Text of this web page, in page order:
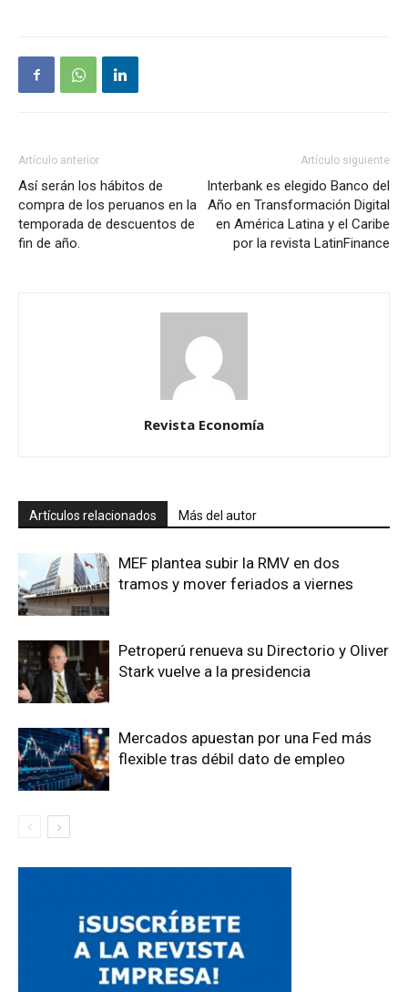
Artículo anterior
Así serán los hábitos de
compra de los peruanos en la
temporada de descuentos de
fin de año.
Artículo siguiente
Interbank es elegido Banco del
Año en Transformación Digital
en América Latina y el Caribe
por la revista LatinFinance
Revista Economía
Artículos relacionados Más del autor
MEF plantea subir la RMV en dos
tramos y mover feriados a viernes
Petroperú renueva su Directorio y Oliver
Stark vuelve a la presidencia
Mercados apuestan por una Fed más
flexible tras débil dato de empleo